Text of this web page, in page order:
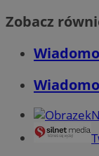
Zobacz